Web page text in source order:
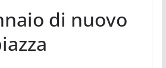
di nuovo